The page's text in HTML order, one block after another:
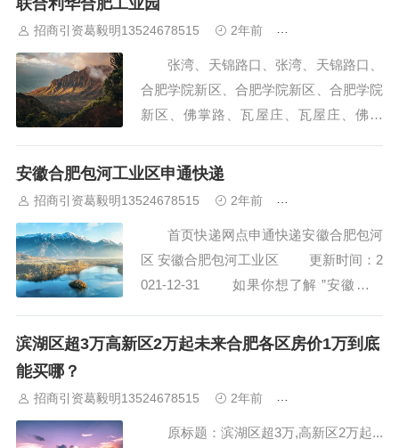
联合利华合肥工业园
招商引资葛毅明13524678515 2年前
张湾、天锦路口、张湾、天锦路口、
合肥学院新区、合肥学院新区、合肥学院
新区、佛掌路、瓦屋庄、瓦屋庄、佛掌
合肥市出租车的起步价是8.0元、起
点，帮您智...
安徽合肥包河工业区申通快递
招商引资葛毅明13524678515 2年前
首页快递网点申通快递安徽合肥包河
区 安徽合肥包河工业区 更新时间：2
021-12-31 如果你想了解 ”安徽合肥
肥包河工业区网点在哪、联系方式、电
滨湖区超3万高新区2万起未来合肥各区房价1万到底
能买哪？
招商引资葛毅明13524678515 2年前
原标题：滨湖区超3万,高新区2万起...